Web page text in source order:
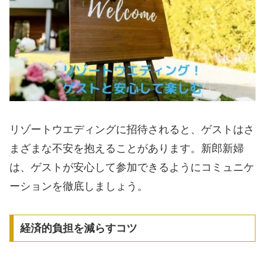
リゾートウエディングに招待されると、ゲストはさ
まざまな不安を抱えることがあります。新郎新婦
は、ゲストが安心して参加できるようにコミュニケ
ーションを徹底しましょう。
経済的負担を減らすコツ